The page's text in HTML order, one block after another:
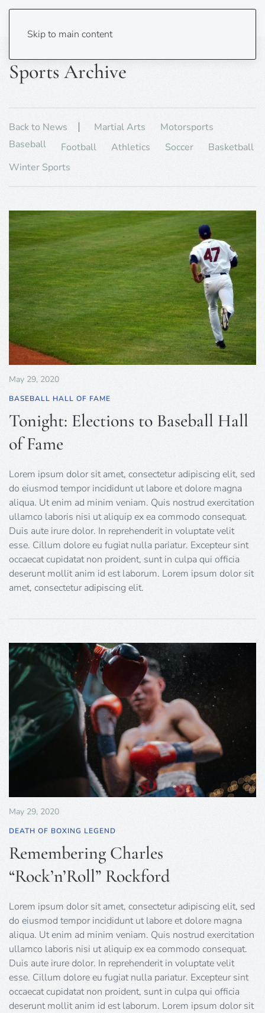
Skip to main content
Sports Archive
Back to News Martial Arts
Motorsports
Baseball
Football Athletics Soccer
Basketball
Winter Sports
May 29, 2020
BASEBALL HALL OF FAME
Tonight: Elections to Baseball Hall
of Fame
Lorem ipsum dolor sit amet, consectetur adipiscing elit, sed
do eiusmod tempor incididunt ut labore et dolore magna
aliqua. Ut enim ad minim veniam. Quis nostrud exercitation
ullamco laboris nisi ut aliquip ex ea commodo consequat.
Duis aute irure dolor. In reprehenderit in voluptate velit
esse. Cillum dolore eu fugiat nulla pariatur. Excepteur sint
occaecat cupidatat non proident, sunt in culpa qui officia
deserunt mollit anim id est laborum. Lorem ipsum dolor sit
amet, consectetur adipiscing elit.
May 29, 2020
DEATH OF BOXING LEGEND
Remembering Charles
“Rock’n’Roll” Rockford
Lorem ipsum dolor sit amet, consectetur adipiscing elit, sed
do eiusmod tempor incididunt ut labore et dolore magna
aliqua. Ut enim ad minim veniam. Quis nostrud exercitation
ullamco laboris nisi ut aliquip ex ea commodo consequat.
Duis aute irure dolor. In reprehenderit in voluptate velit
esse. Cillum dolore eu fugiat nulla pariatur. Excepteur sint
occaecat cupidatat non proident, sunt in culpa qui officia
deserunt mollit anim id est laborum. Lorem ipsum dolor sit